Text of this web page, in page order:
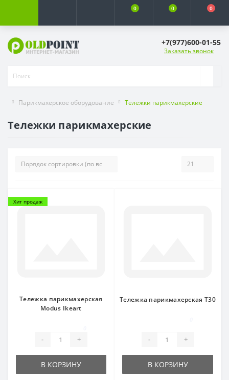
0 0 0
+7(977)600-01-55
Заказать звонок
Парикмахерское оборудование Тележки парикмахерские
Тележки парикмахерские
Хит продаж
Тележка парикмахерская
Modus Ikeart
- +
В КОРЗИНУ
Тележка парикмахерская Т30
- +
В КОРЗИНУ